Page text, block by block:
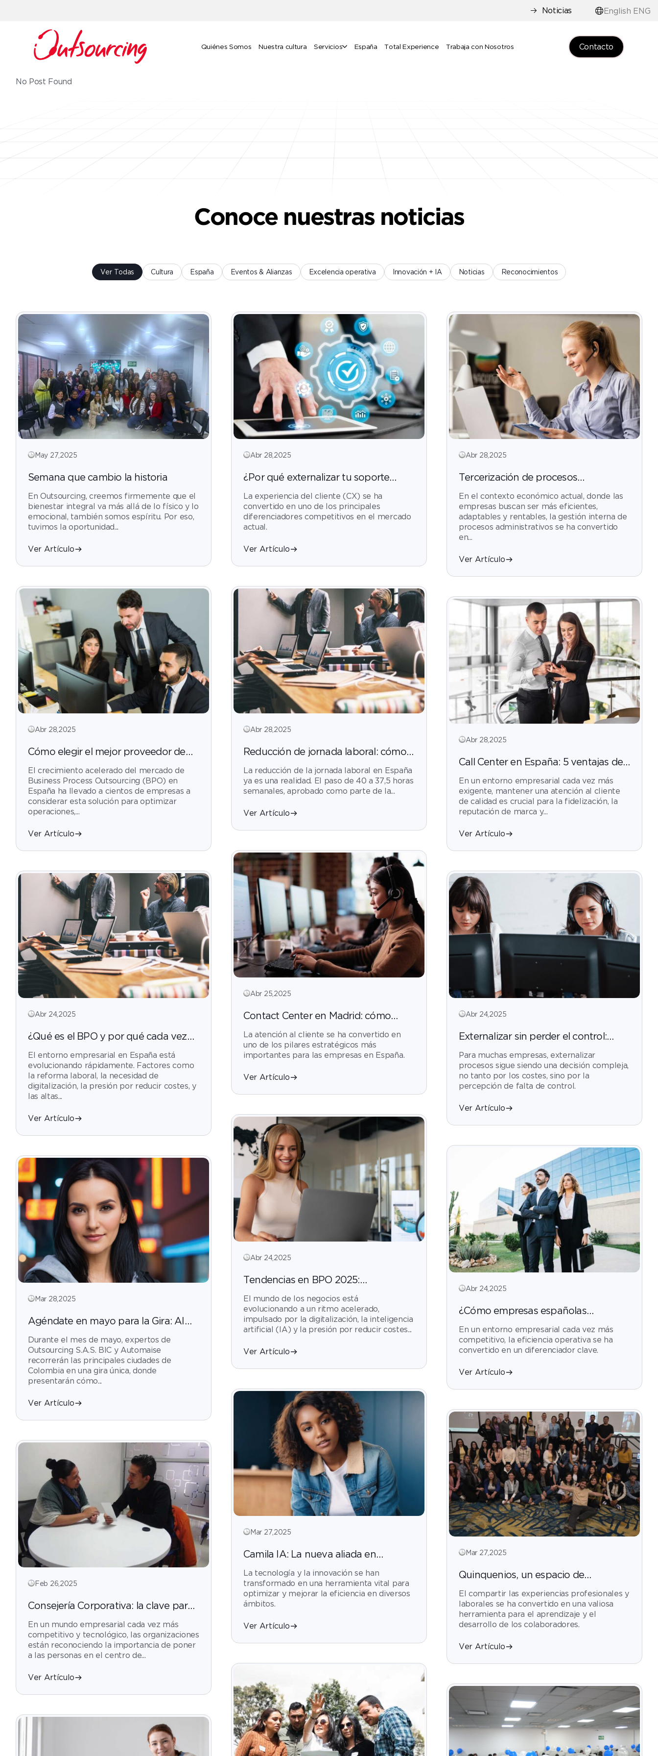
Noticias English ENG
Quiénes Somos Nuestra cultura Servicios España Total Experience Trabaja con Nosotros Contacto
No Post Found
Conoce nuestras noticias
Ver Todas Cultura España Eventos & Alianzas Excelencia operativa Innovación + IA Noticias Reconocimientos
May 27,2025
Semana que cambio la historia
En Outsourcing, creemos firmemente que el
bienestar integral va más allá de lo físico y lo
emocional, también somos espíritu. Por eso,
tuvimos la oportunidad...
Ver Artículo
Abr 28,2025
¿Por qué externalizar tu soporte
indicadores de CX?
La experiencia del cliente (CX) se ha
convertido en uno de los principales
diferenciadores competitivos en el mercado
actual.
Ver Artículo
Abr 28,2025
Tercerización de procesos
empresas en crecimiento
En el contexto económico actual, donde las
empresas buscan ser más eficientes,
adaptables y rentables, la gestión interna de
procesos administrativos se ha convertido
en...
Ver Artículo
Abr 28,2025
Cómo elegir el mejor proveedor de
El crecimiento acelerado del mercado de
Business Process Outsourcing (BPO) en
España ha llevado a cientos de empresas a
considerar esta solución para optimizar
operaciones,...
Ver Artículo
Abr 28,2025
Reducción de jornada laboral: cómo
servicios BPO
La reducción de la jornada laboral en España
ya es una realidad. El paso de 40 a 37,5 horas
semanales, aprobado como parte de la...
Ver Artículo
Abr 28,2025
Call Center en España: 5 ventajas del
y grandes
En un entorno empresarial cada vez más
exigente, mantener una atención al cliente
de calidad es crucial para la fidelización, la
reputación de marca y...
Ver Artículo
Abr 25,2025
Contact Center en Madrid: cómo
elevar costes
La atención al cliente se ha convertido en
uno de los pilares estratégicos más
importantes para las empresas en España.
Ver Artículo
Abr 24,2025
¿Qué es el BPO y por qué cada vez
implementando?
El entorno empresarial en España está
evolucionando rápidamente. Factores como
la reforma laboral, la necesidad de
digitalización, la presión por reducir costes, y
las altas...
Ver Artículo
Abr 24,2025
Externalizar sin perder el control:
BPO
Para muchas empresas, externalizar
procesos sigue siendo una decisión compleja,
no tanto por los costes, sino por la
percepción de falta de control.
Ver Artículo
Abr 24,2025
Tendencias en BPO 2025:
para empresas españolas
El mundo de los negocios está
evolucionando a un ritmo acelerado,
impulsado por la digitalización, la inteligencia
artificial (IA) y la presión por reducir costes...
Ver Artículo
Abr 24,2025
¿Cómo empresas españolas
Center en LATAM?
En un entorno empresarial cada vez más
competitivo, la eficiencia operativa se ha
convertido en un diferenciador clave.
Ver Artículo
Mar 28,2025
Agéndate en mayo para la Gira: AI
las tareas que no hacen al mundo
feliz
Durante el mes de mayo, expertos de
Outsourcing S.A.S. BIC y Automaise
recorrerán las principales ciudades de
Colombia en una gira única, donde
presentarán cómo...
Ver Artículo
Mar 27,2025
Camila IA: La nueva aliada en
Humana
La tecnología y la innovación se han
transformado en una herramienta vital para
optimizar y mejorar la eficiencia en diversos
ámbitos.
Ver Artículo
Mar 27,2025
Quinquenios, un espacio de
El compartir las experiencias profesionales y
laborales se ha convertido en una valiosa
herramienta para el aprendizaje y el
desarrollo de los colaboradores.
Ver Artículo
Feb 26,2025
Consejería Corporativa: la clave para
emocional
En un mundo empresarial cada vez más
competitivo y tecnológico, las organizaciones
están reconociendo la importancia de poner
a las personas en el centro de...
Ver Artículo